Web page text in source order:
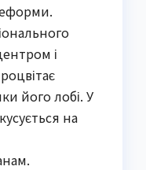
і
його лобі. У
на